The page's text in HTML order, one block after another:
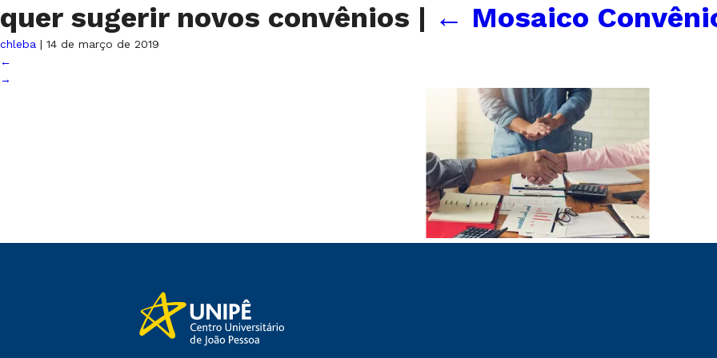
quer sugerir novos convênios | ← Mosaico
chleba | 14 de março de 2019
←
→